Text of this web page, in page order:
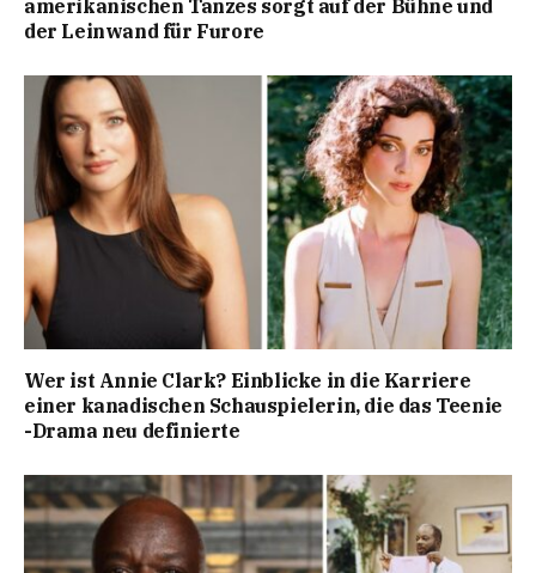
amerikanischen Tanzes sorgt auf der Bühne und
der Leinwand für Furore
Wer ist Annie Clark? Einblicke in die Karriere
einer kanadischen Schauspielerin, die das Teenie
-Drama neu definierte